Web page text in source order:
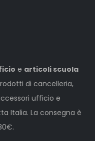
e articoli scuola
di cancelleria,
ufficio e
Italia. La consegna è